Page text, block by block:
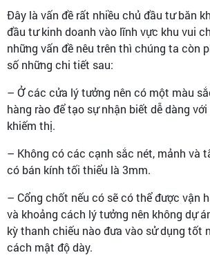
Đây là vấn đề rất nhiều chủ đầu tư băn
đầu tư kinh doanh vào lĩnh vực khu vui
những vấn đề nêu trên thì chúng ta còn
số những chi tiết sau:
– Ở các cửa lý tưởng nên có một màu
hàng rào để tạo sự nhận biết dễ dàng
khiếm thị.
– Không có các cạnh sắc nét, mảnh và
có bán kính tối thiểu là 3mm.
– Cổng chốt nếu có sẽ có thể được vận
và khoảng cách lý tưởng nên không dự
kỳ thanh chiếu nào đưa vào sử dụng tốt
cách mật độ dày.